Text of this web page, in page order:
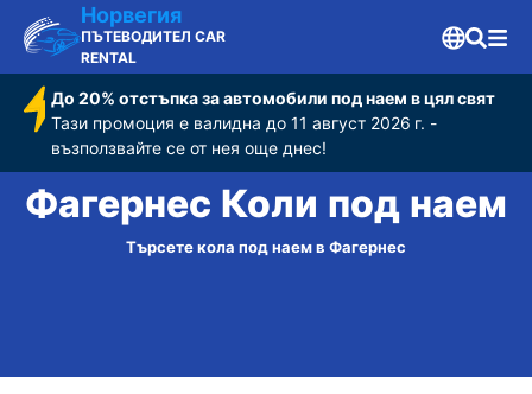
Норвегия
ПЪТЕВОДИТЕЛ CAR
RENTAL
До 20% отстъпка за автомобили под наем в цял свят
Тази промоция е валидна до 11 август 2026 г. -
възползвайте се от нея още днес!
Фагернес Коли под наем
Търсете кола под наем в Фагернес